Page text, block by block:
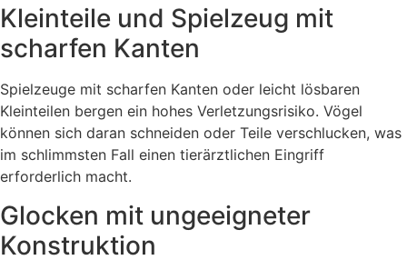
Kleinteile und Spielzeug mit
scharfen Kanten
Spielzeuge mit scharfen Kanten oder leicht lösbaren
Kleinteilen bergen ein hohes Verletzungsrisiko. Vögel
können sich daran schneiden oder Teile verschlucken, was
im schlimmsten Fall einen tierärztlichen Eingriff
erforderlich macht.
Glocken mit ungeeigneter
Konstruktion